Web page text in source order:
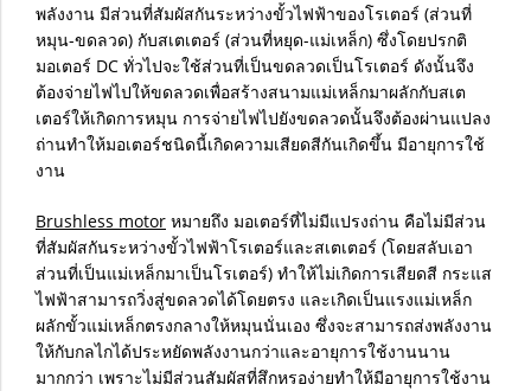
พลังงาน มีส่วนที่สัมผัสกันระหว่างขั้วไฟฟ้าของโรเตอร์ (ส่วนที่
หมุน-ขดลวด) กับสเตเตอร์ (ส่วนที่หยุด-แม่เหล็ก) ซึ่งโดยปรกติ
มอเตอร์ DC ทั่วไปจะใช้ส่วนที่เป็นขดลวดเป็นโรเตอร์ ดังนั้นจึง
ต้องจ่ายไฟไปให้ขดลวดเพื่อสร้างสนามแม่เหล็กมาผลักกับสเต
เตอร์ให้เกิดการหมุน การจ่ายไฟไปยังขดลวดนั้นจึงต้องผ่านแปลง
ถ่านทำให้มอเตอร์ชนิดนี้เกิดความเสียดสีกันเกิดขึ้น มีอายุการใช้
งาน
Brushless motor หมายถึง มอเตอร์ที่ไม่มีแปรงถ่าน คือไม่มีส่วน
ที่สัมผัสกันระหว่างขั้วไฟฟ้าโรเตอร์และสเตเตอร์ (โดยสลับเอา
ส่วนที่เป็นแม่เหล็กมาเป็นโรเตอร์) ทำให้ไม่เกิดการเสียดสี กระแส
ไฟฟ้าสามารถวิ่งสู่ขดลวดได้โดยตรง และเกิดเป็นแรงแม่เหล็ก
ผลักขั้วแม่เหล็กตรงกลางให้หมุนนั่นเอง ซึ่งจะสามารถส่งพลังงาน
ให้กับกลไกได้ประหยัดพลังงานกว่าและอายุการใช้งานนาน
มากกว่า เพราะไม่มีส่วนสัมผัสที่สึกหรอง่ายทำให้มีอายุการใช้งาน